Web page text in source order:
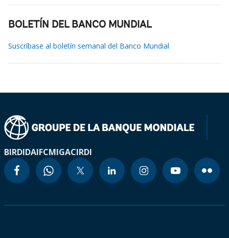
BOLETÍN DEL BANCO MUNDIAL
Suscríbase al boletín semanal del Banco Mundial
BIRDIDAIFCMIGACIRDI